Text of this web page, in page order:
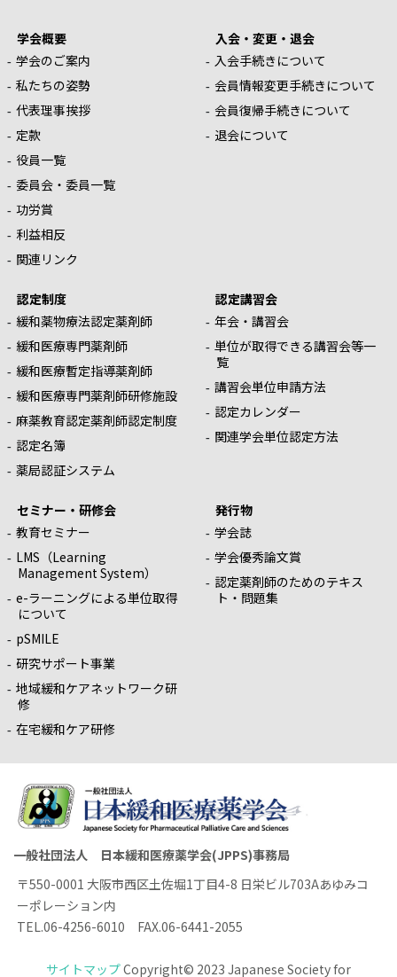
学会概要
学会のご案内
私たちの姿勢
代表理事挨拶
定款
役員一覧
委員会・委員一覧
功労賞
利益相反
関連リンク
入会・変更・退会
入会手続きについて
会員情報変更手続きについて
会員復帰手続きについて
退会について
認定制度
緩和薬物療法認定薬剤師
緩和医療専門薬剤師
緩和医療暫定指導薬剤師
緩和医療専門薬剤師研修施設
麻薬教育認定薬剤師認定制度
認定名簿
薬局認証システム
認定講習会
年会・講習会
単位が取得できる講習会等一
覧
講習会単位申請方法
認定カレンダー
関連学会単位認定方法
セミナー・研修会
教育セミナー
LMS（Learning
Management System）
e-ラーニングによる単位取得
について
pSMILE
研究サポート事業
地域緩和ケアネットワーク研
修
在宅緩和ケア研修
発行物
学会誌
学会優秀論文賞
認定薬剤師のためのテキス
ト・問題集
一般社団法人 日本緩和医療薬学会(JPPS)事務局
〒550-0001 大阪市西区土佐堀1丁目4-8 日栄ビル703Aあゆみコ
ーポレーション内
TEL.06-4256-6010 FAX.06-6441-2055
サイトマップCopyright© 2023 Japanese Society for